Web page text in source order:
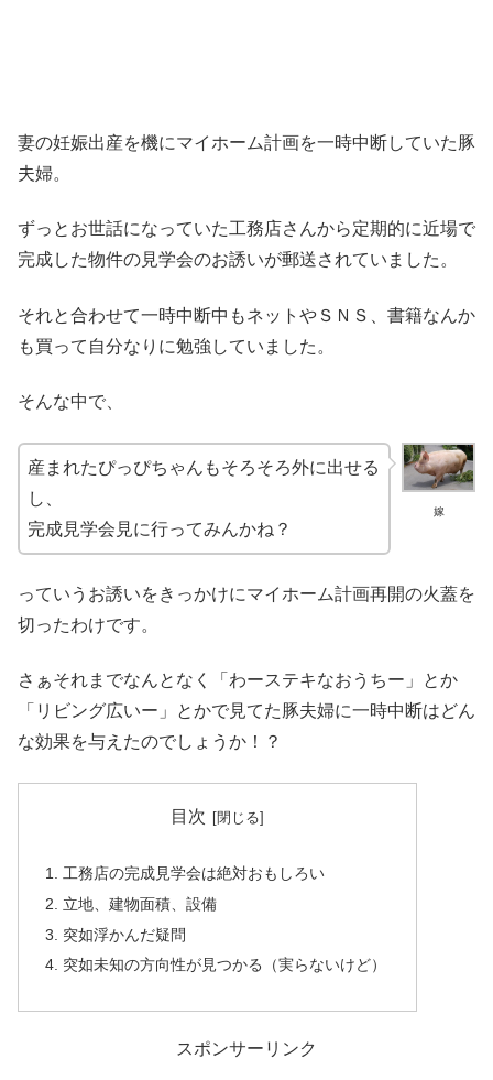
妻の妊娠出産を機にマイホーム計画を一時中断していた豚
夫婦。
ずっとお世話になっていた工務店さんから定期的に近場で
完成した物件の見学会のお誘いが郵送されていました。
それと合わせて一時中断中もネットやＳＮＳ、書籍なんか
も買って自分なりに勉強していました。
そんな中で、
嫁
産まれたぴっぴちゃんもそろそろ外に出せる
し、
完成見学会見に行ってみんかね？
っていうお誘いをきっかけにマイホーム計画再開の火蓋を
切ったわけです。
さぁそれまでなんとなく「わーステキなおうちー」とか
「リビング広いー」とかで見てた豚夫婦に一時中断はどん
な効果を与えたのでしょうか！？
目次
工務店の完成見学会は絶対おもしろい
立地、建物面積、設備
突如浮かんだ疑問
突如未知の方向性が見つかる（実らないけど）
スポンサーリンク